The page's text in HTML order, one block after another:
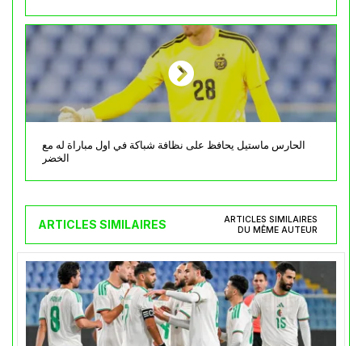
الحارس ماستيل يحافظ على نظافة شباكة في اول مباراة له مع
الخضر
ARTICLES SIMILAIRES
ARTICLES SIMILAIRES
DU MÊME AUTEUR